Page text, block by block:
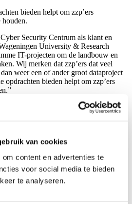
van cookies
content en advertenties te
voor social media te bieden
te analyseren.
bieden helpt om zzp’ers
houden.
Security Centrum als klant en
University & Research
IT-projecten om de landbouw en
Wij merken dat zzp’ers dat veel
weer een of ander groot dataproject
bieden helpt om zzp’ers
binden en boeien. Dat doen we door
schrijven waarvan wij weten dat die op
organiseren. Onze eigen
voor hun vakbroeders. Onze slogan is
van IT’; het zijn echt
gilde, waar de meesters (ervaren